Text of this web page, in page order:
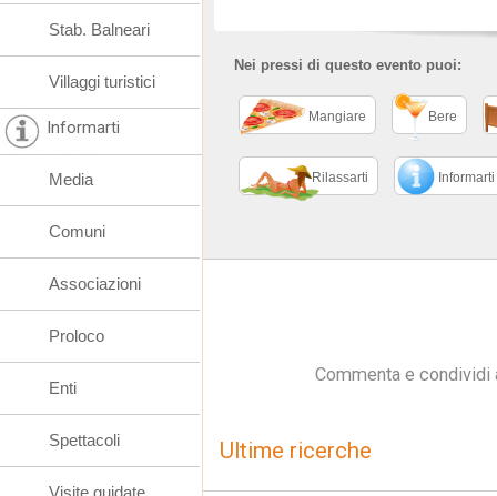
Nei pressi di questo evento puoi:
Mangiare Bere
Rilassarti Informarti
Commenta e
Ultime ricerche
Stab. Balneari
Villaggi turistici
Informarti
Media
Comuni
Associazioni
Proloco
Enti
Spettacoli
Visite guidate